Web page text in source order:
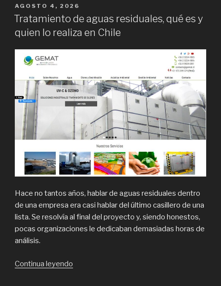
POSTED
ON
AGOSTO 4, 2026
Tratamiento de aguas residuales, qué es y
quien lo realiza en Chile
Hace no tantos años, hablar de aguas residuales dentro
de una empresa era casi hablar del último casillero de una
lista. Se resolvía al final del proyecto y, siendo honestos,
pocas organizaciones le dedicaban demasiadas horas de
análisis.
Continua leyendo